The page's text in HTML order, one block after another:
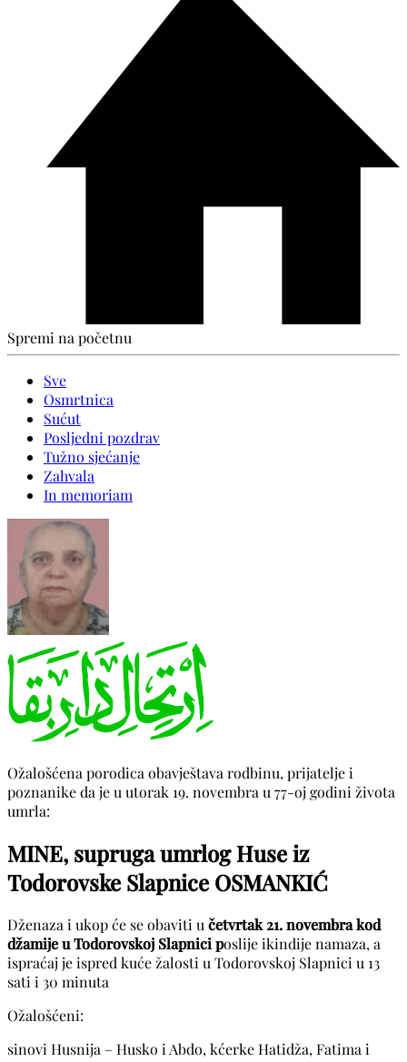
Spremi na početnu
Sve
Osmrtnica
Sućut
Posljedni pozdrav
Tužno sjećanje
Zahvala
In memoriam
Ožalošćena porodica obavještava rodbinu, prijatelje i
poznanike da je u utorak 19. novembra u 77-oj godini života
umrla:
MINE, supruga umrlog Huse iz
Todorovske Slapnice OSMANKIĆ
Dženaza i ukop će se obaviti u četvrtak 21. novembra kod
džamije u Todorovskoj Slapnici poslije ikindije namaza, a
ispraćaj je ispred kuće žalosti u Todorovskoj Slapnici u 13
sati i 30 minuta
Ožalošćeni:
sinovi Husnija – Husko i Abdo, kćerke Hatidža, Fatima i